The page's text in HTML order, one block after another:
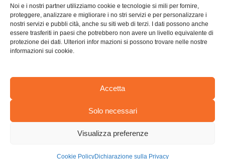
Noi e i nostri partner utilizziamo cookie e tecnologie si mili per fornire,
proteggere, analizzare e migliorare i no stri servizi e per personalizzare i
nostri servizi e pubbli cità, anche su siti web di terzi. I dati possono anche
essere trasferiti in paesi che potrebbero non avere un livello equivalente di
protezione dei dati. Ulteriori infor mazioni si possono trovare nelle nostre
informazioni sui cookie.
Accetta
Solo necessari
Visualizza preferenze
Cookie PolicyDichiarazione sulla Privacy
AREA RISERVATA
© Cooperativa Migros Ticino